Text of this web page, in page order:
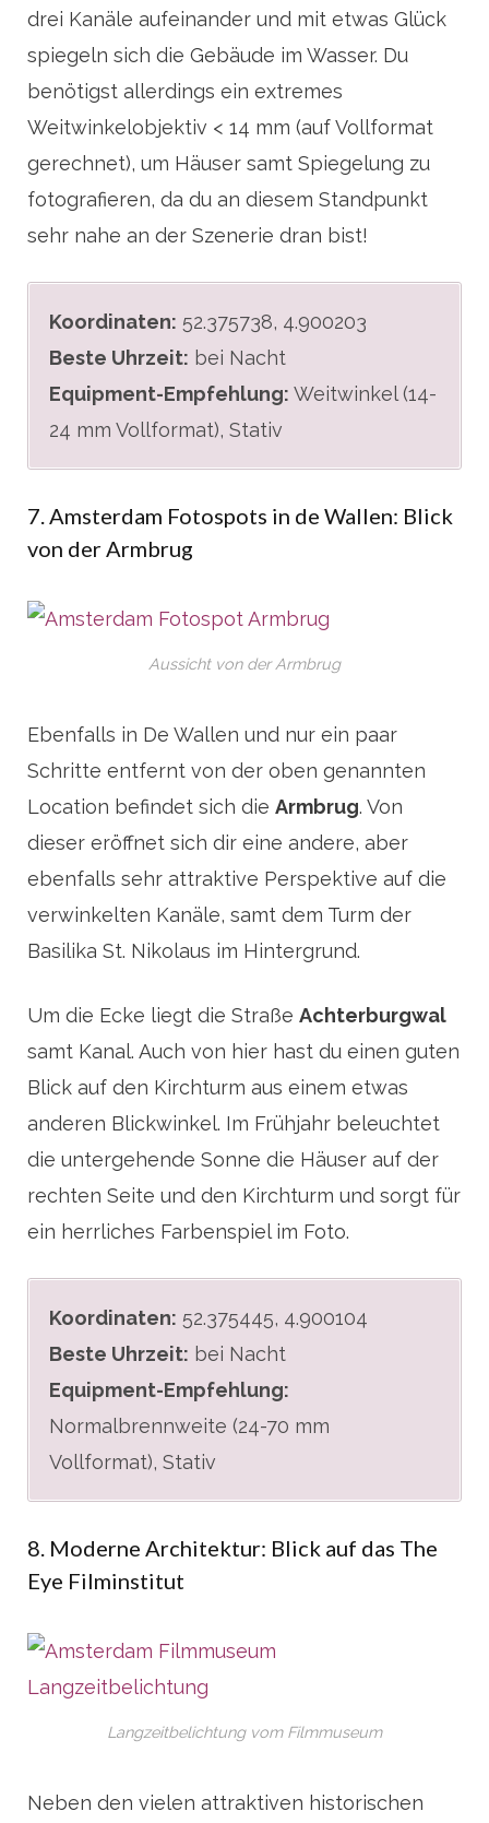
drei Kanäle aufeinander und mit etwas Glück
spiegeln sich die Gebäude im Wasser. Du
benötigst allerdings ein extremes
Weitwinkelobjektiv < 14 mm (auf Vollformat
gerechnet), um Häuser samt Spiegelung zu
fotografieren, da du an diesem Standpunkt
sehr nahe an der Szenerie dran bist!
Koordinaten: 52.375738, 4.900203
Beste Uhrzeit: bei Nacht
Equipment-Empfehlung: Weitwinkel (14-
24 mm Vollformat), Stativ
7. Amsterdam Fotospots in de Wallen: Blick
von der Armbrug
Aussicht von der Armbrug
Ebenfalls in De Wallen und nur ein paar
Schritte entfernt von der oben genannten
Location befindet sich die Armbrug. Von
dieser eröffnet sich dir eine andere, aber
ebenfalls sehr attraktive Perspektive auf die
verwinkelten Kanäle, samt dem Turm der
Basilika St. Nikolaus im Hintergrund.
Um die Ecke liegt die Straße Achterburgwal
samt Kanal. Auch von hier hast du einen guten
Blick auf den Kirchturm aus einem etwas
anderen Blickwinkel. Im Frühjahr beleuchtet
die untergehende Sonne die Häuser auf der
rechten Seite und den Kirchturm und sorgt für
ein herrliches Farbenspiel im Foto.
Koordinaten: 52.375445, 4.900104
Beste Uhrzeit: bei Nacht
Equipment-Empfehlung:
Normalbrennweite (24-70 mm
Vollformat), Stativ
8. Moderne Architektur: Blick auf das The
Eye Filminstitut
Langzeitbelichtung vom Filmmuseum
Neben den vielen attraktiven historischen